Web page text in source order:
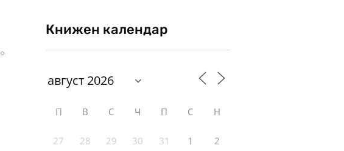
Книжен календар
П В С Ч П С Н
27 28 29 30 31 1 2